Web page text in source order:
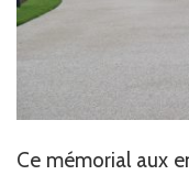
Ce mémorial aux